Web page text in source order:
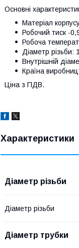
Основні
Матеріал
Робочий тиск -
Робоча
Діаметр різьби:
Внутрішній
Країна
Ціна з ПДВ.
Характеристики
Діаметр різьби
Діаметр різьби
Діаметр трубки